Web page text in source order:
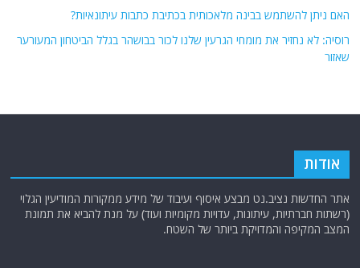
האם ניתן להשתמש בבינה מלאכותית בכתיבת כתבות עיתונאיות?
רוסיה: לא נחזיר את מומחי הגרעין שלנו לכור בבושהר בגלל הביטחון המעורער
שאזור
אודות
אתר החדשות נציב.נט מבצע איסוף ועיבוד של מידע ממקורות המודיעין הגלוי
(רשתות חברתיות, עיתונות, עדויות מקומיות ועוד) על מנת להביא את תמונת
המצב המקיפה והמדויקת ביותר של השטח.